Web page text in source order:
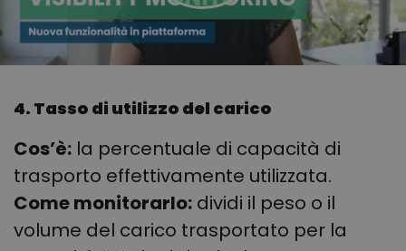
4. Tasso di utilizzo del carico
Cos’è: la percentuale di capacità di
trasporto effettivamente utilizzata.
Come monitorarlo: dividi il peso o il
volume del carico trasportato per la